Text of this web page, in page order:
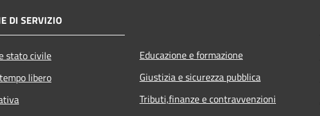
DI SERVIZIO
stato civile
libero
Educazione e formazione
Giustizia e sicurezza pubblica
Tributi,finanze e contravvenzioni